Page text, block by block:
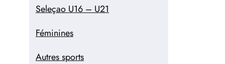
Seleçao U16 – U21
Féminines
Autres sports